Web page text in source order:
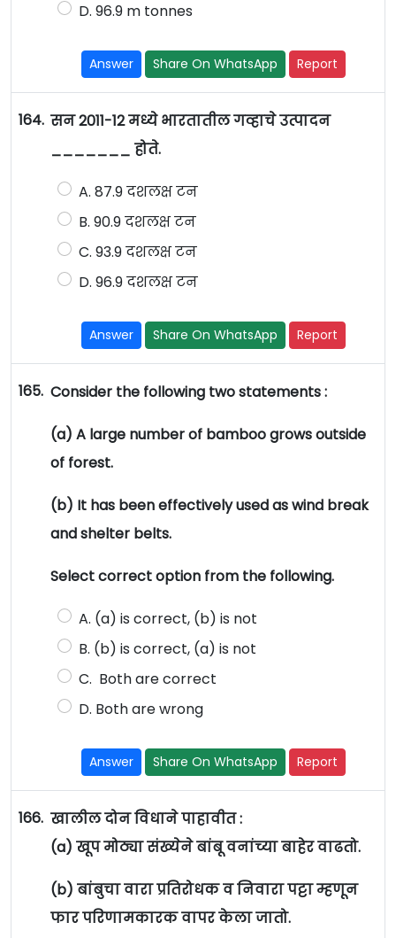
D. 96.9 m tonnes
Answer Share On WhatsApp Report
164. सन 2011-12 मध्ये भारतातील गव्हाचे उत्पादन
_______ होते.
A. 87.9 दशलक्ष टन
B. 90.9 दशलक्ष टन
C. 93.9 दशलक्ष टन
D. 96.9 दशलक्ष टन
Answer Share On WhatsApp Report
165. Consider the following two statements :
(a) A large number of bamboo grows outside
of forest.
(b) It has been effectively used as wind break
and shelter belts.
Select correct option from the following.
A. (a) is correct, (b) is not
B. (b) is correct, (a) is not
C. Both are correct
D. Both are wrong
Answer Share On WhatsApp Report
166. खालील दोन विधाने पाहावीत :
(a) खूप मोठ्या संख्येने बांबू वनांच्या बाहेर वाढतो.
(b) बांबुचा वारा प्रतिरोधक व निवारा पट्टा म्हणून
फार परिणामकारक वापर केला जातो.